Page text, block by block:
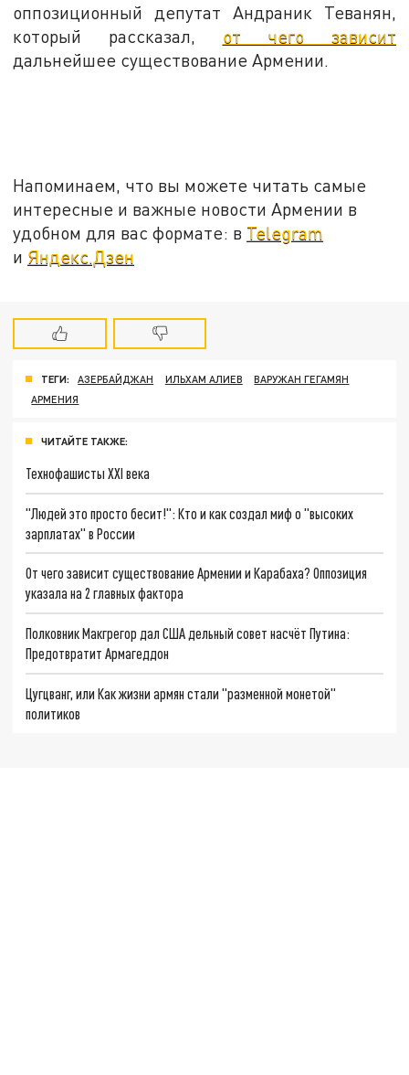
оппозиционный депутат Андраник Теванян,
который рассказал, от чего зависит
дальнейшее существование Армении.
Напоминаем, что вы можете читать самые
интересные и важные новости Армении в
удобном для вас формате: в Telegram
и Яндекс.Дзен
ТЕГИ: АЗЕРБАЙДЖАН ИЛЬХАМ АЛИЕВ
ВАРУЖАН ГЕГАМЯН
АРМЕНИЯ
ЧИТАЙТЕ ТАКЖЕ:
Технофашисты XXI века
"Людей это просто бесит!": Кто и как создал миф о "высоких
зарплатах" в России
От чего зависит существование Армении и Карабаха? Оппозиция
указала на 2 главных фактора
Полковник Макгрегор дал США дельный совет насчёт Путина:
Предотвратит Армагеддон
Цугцванг, или Как жизни армян стали "разменной монетой"
политиков